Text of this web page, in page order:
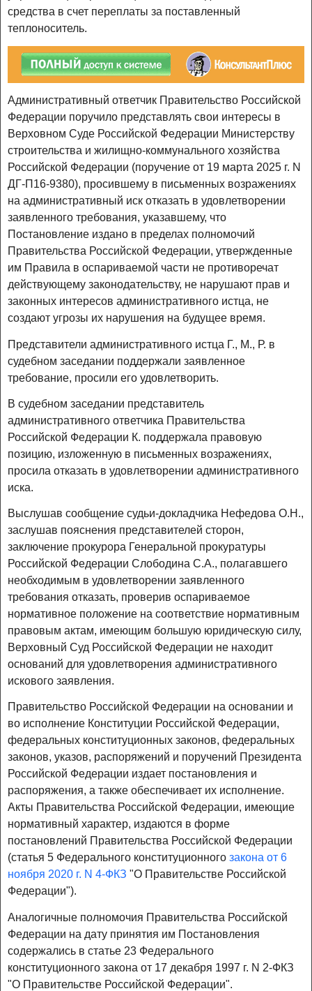
средства в счет переплаты за поставленный
теплоноситель.
Административный ответчик Правительство Российской
Федерации поручило представлять свои интересы в
Верховном Суде Российской Федерации Министерству
строительства и жилищно-коммунального хозяйства
Российской Федерации (поручение от 19 марта 2025 г. N
ДГ-П16-9380), просившему в письменных возражениях
на административный иск отказать в удовлетворении
заявленного требования, указавшему, что
Постановление издано в пределах полномочий
Правительства Российской Федерации, утвержденные
им Правила в оспариваемой части не противоречат
действующему законодательству, не нарушают прав и
законных интересов административного истца, не
создают угрозы их нарушения на будущее время.
Представители административного истца Г., М., Р. в
судебном заседании поддержали заявленное
требование, просили его удовлетворить.
В судебном заседании представитель
административного ответчика Правительства
Российской Федерации К. поддержала правовую
позицию, изложенную в письменных возражениях,
просила отказать в удовлетворении административного
иска.
Выслушав сообщение судьи-докладчика Нефедова О.Н.,
заслушав пояснения представителей сторон,
заключение прокурора Генеральной прокуратуры
Российской Федерации Слободина С.А., полагавшего
необходимым в удовлетворении заявленного
требования отказать, проверив оспариваемое
нормативное положение на соответствие нормативным
правовым актам, имеющим большую юридическую силу,
Верховный Суд Российской Федерации не находит
оснований для удовлетворения административного
искового заявления.
Правительство Российской Федерации на основании и
во исполнение Конституции Российской Федерации,
федеральных конституционных законов, федеральных
законов, указов, распоряжений и поручений Президента
Российской Федерации издает постановления и
распоряжения, а также обеспечивает их исполнение.
Акты Правительства Российской Федерации, имеющие
нормативный характер, издаются в форме
постановлений Правительства Российской Федерации
(статья 5 Федерального конституционного закона от 6
ноября 2020 г. N 4-ФКЗ "О Правительстве Российской
Федерации").
Аналогичные полномочия Правительства Российской
Федерации на дату принятия им Постановления
содержались в статье 23 Федерального
конституционного закона от 17 декабря 1997 г. N 2-ФКЗ
"О Правительстве Российской Федерации".